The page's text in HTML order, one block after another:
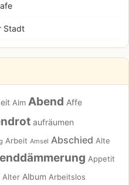
Stadt
Alm Abend Affe
aufräumen
Arbeit Amsel Abschied Alte
Appetit
Alter Album Arbeitslos